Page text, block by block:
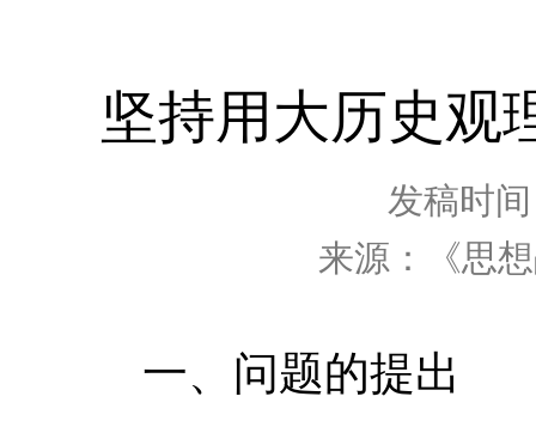
坚持用大历史观
发稿时
来源：《思
一、问题的提出